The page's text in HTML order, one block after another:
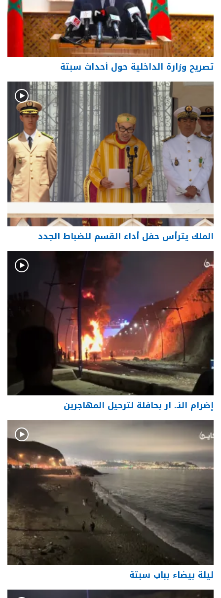
تصريح وزارة الداخلية حول أحداث سبتة
الملك يترأس حفل أداء القسم للضباط الجدد
إضرام النـ. ار بحافلة لترحيل المهاجرين
ليلة بيضاء بباب سبتة